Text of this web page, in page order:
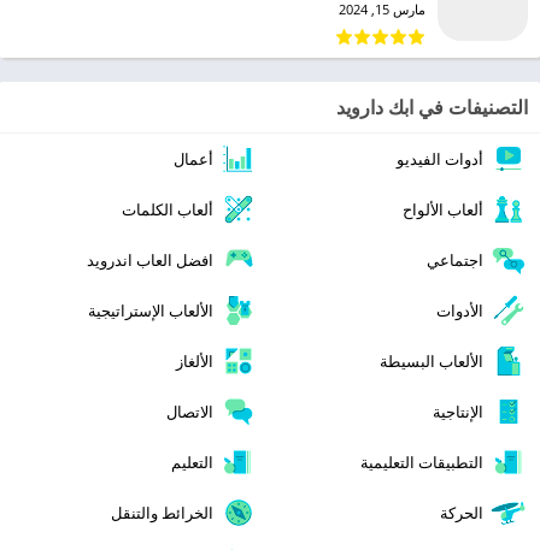
مارس 15, 2024
التصنيفات في ابك دارويد
أدوات الفيديو أعمال
ألعاب الألواح ألعاب الكلمات
اجتماعي افضل العاب اندرويد
الأدوات الألعاب الإستراتيجية
الألعاب البسيطة الألغاز
الإنتاجية الاتصال
التطبيقات التعليمية التعليم
الحركة الخرائط والتنقل